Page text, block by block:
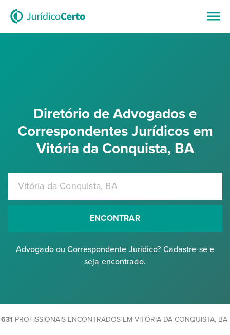
Diretório de Advogados e
Correspondentes Jurídicos em
Vitória da Conquista, BA
ENCONTRAR
Advogado ou Correspondente Jurídico? Cadastre-se e
seja encontrado.
631 PROFISSIONAIS ENCONTRADOS EM VITÓRIA DA CONQUISTA, BA.